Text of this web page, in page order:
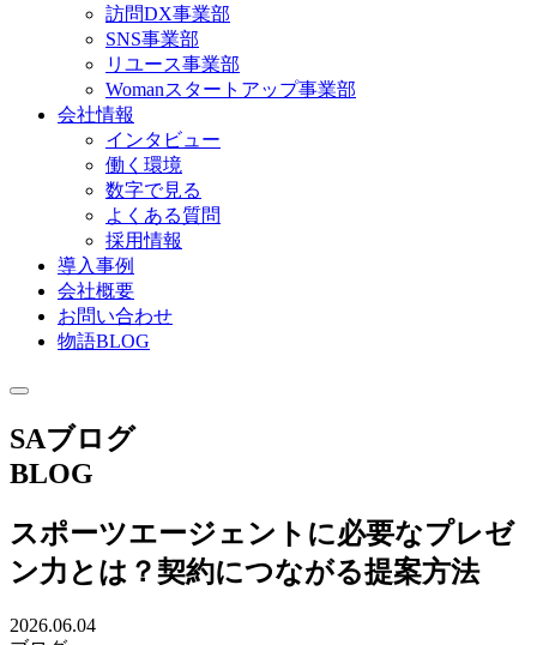
訪問DX事業部
SNS事業部
リユース事業部
Womanスタートアップ事業部
会社情報
インタビュー
働く環境
数字で見る
よくある質問
採用情報
導入事例
会社概要
お問い合わせ
物語BLOG
SAブログ
BLOG
スポーツエージェントに必要なプレゼ
ン力とは？契約につながる提案方法
2026.06.04